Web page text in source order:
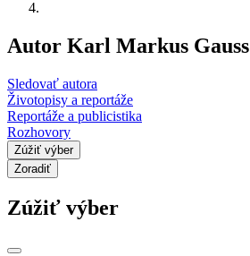
Autor Karl Markus Gauss
Sledovať autora
Životopisy a reportáže
Reportáže a publicistika
Rozhovory
Zúžiť výber
Zoradiť
Zúžiť výber